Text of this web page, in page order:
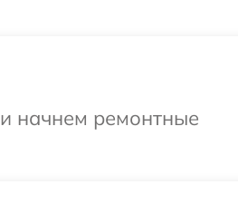
начнем ремонтные